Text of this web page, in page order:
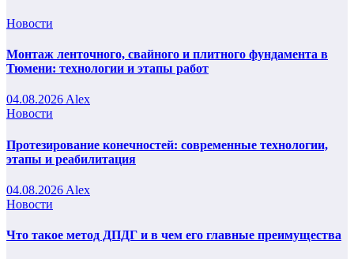
Новости
Монтаж ленточного, свайного и плитного фундамента в
Тюмени: технологии и этапы работ
04.08.2026Alex
Новости
Протезирование конечностей: современные технологии,
этапы и реабилитация
04.08.2026 Alex
Новости
Что такое метод ДПДГ и в чем его главные преимущества